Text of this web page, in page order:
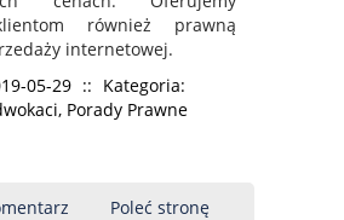
również prawną
internetowej.
05-29 :: Kategoria:
Porady Prawne
Poleć stronę